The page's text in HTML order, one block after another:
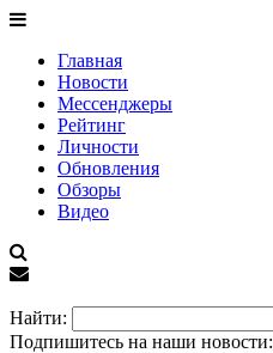
Главная
Новости
Мессенджеры
Рейтинг
Личности
Обновления
Обзоры
Видео
Найти:
Подпишитесь на наши новости: